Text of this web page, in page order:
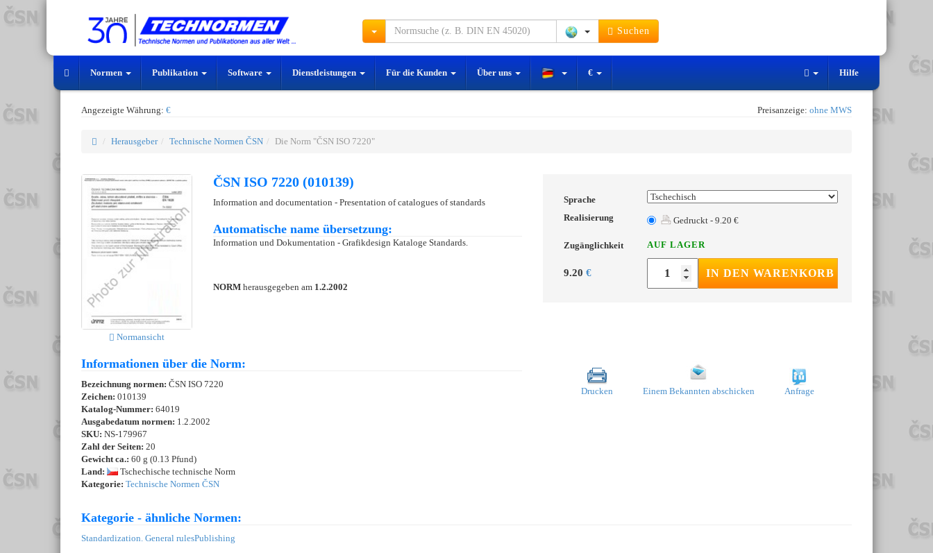
Suchen
Normen Publikation Software Dienstleistungen Für die Kunden Über uns € Hilfe
Angezeigte Währung: € Preisanzeige: ohne MWS
Herausgeber Technische Normen ČSN Die Norm "ČSN ISO 7220"
Normansicht
ČSN ISO 7220 (010139)
Information and documentation - Presentation of catalogues of standards
Automatische name übersetzung:
Information und Dokumentation - Grafikdesign Kataloge Standards.
NORM herausgegeben am 1.2.2002
Sprache
Realisierung
Gedruckt - 9.20 €
Zugänglichkeit AUF LAGER
9.20 € IN DEN WARENKORB
Informationen über die Norm:
Bezeichnung normen: ČSN ISO 7220
Zeichen: 010139
Katalog-Nummer: 64019
Ausgabedatum normen: 1.2.2002
SKU: NS-179967
Zahl der Seiten: 20
Gewicht ca.: 60 g (0.13 Pfund)
Land:
Tschechische technische Norm
Kategorie: Technische Normen ČSN
Drucken Einem Bekannten abschicken Anfrage
Kategorie - ähnliche Normen:
Standardization. General rulesPublishing